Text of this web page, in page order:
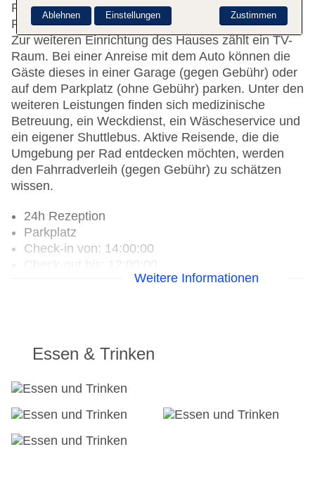
Reihe von behindertengerechten Annehmlichkeiten.
Rollstuhlgerechte Einrichtungen sind vorhanden.
Zur weiteren Einrichtung des Hauses zählt ein TV-
Raum. Bei einer Anreise mit dem Auto können die
Gäste dieses in einer Garage (gegen Gebühr) oder
auf dem Parkplatz (ohne Gebühr) parken. Unter den
weiteren Leistungen finden sich medizinische
Betreuung, ein Weckdienst, ein Wäscheservice und
ein eigener Shuttlebus. Aktive Reisende, die die
Umgebung per Rad entdecken möchten, werden
den Fahrradverleih (gegen Gebühr) zu schätzen
wissen.
24h Rezeption
Parkplatz
Check-in von: 14:00:00
WLAN/WiFi im Hotel
Letzte umfassende Renovierung: 2013
Anzahl der Konferenzräume: 1
Anzahl der Aufzüge: 1
Gesamtanzahl der Stockwerke: 3
Weitere Informationen
Essen & Trinken
Zustimmen
Ablehnen Einstellungen